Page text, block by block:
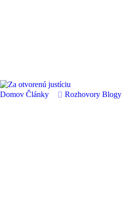
Domov Články Rozhovory Blogy